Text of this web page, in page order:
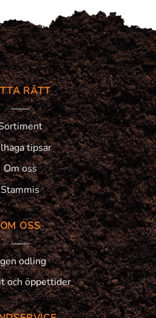
RÄTT
tipsar
Om oss
Stammis
OM OSS
odling
och öppettider